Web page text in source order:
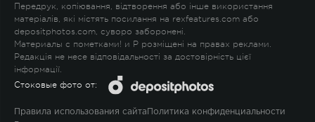
Передрук, копіювання, відтворення або інше використання
матеріалів, які містять посилання на rexfeatures.com або
depositphotos.com, суворо заборонені.
Материалы с пометками! и P розміщені на правах реклами.
Редакція не несе відповідальності за достовірність цієї
інформації.
Стоковые фото от:
Правила использования сайта Политика конфиденциальности